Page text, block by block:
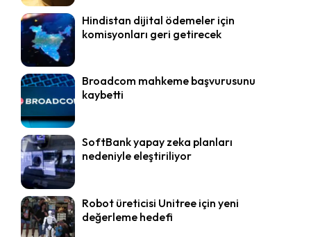
Hindistan dijital ödemeler için
komisyonları geri getirecek
Broadcom mahkeme başvurusunu
kaybetti
SoftBank yapay zeka planları
nedeniyle eleştiriliyor
Robot üreticisi Unitree için yeni
değerleme hedefi